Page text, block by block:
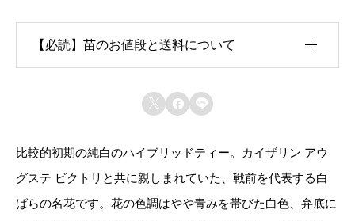
e
o
n
i
【必読】苗のお値段と送料について
生育状況が各苗、また季節ごとに異なるため、苗のお
での表示となっております。
また、送料につきましては、苗の種類、生育形態、生
育状況、本数などによって大きく変動するため、 カー
ト上では未記載となっております。
  
比較的初期の純白のハイブリッドティー。カイザリン アウ
グステ ビクトリと共に親しまれていた、戦前を代表する白
ばらの名花です。花の色調はやや青みを帯びた白色、弁底に